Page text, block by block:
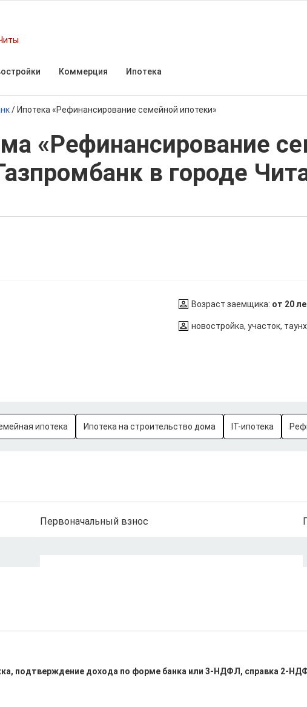
Коммерция Ипотека
/ Ипотека «Рефинансирование семейной ипотеки»
«Рефинансирование
в городе
Возраст заемщика: от 20
новостройка, участок,
ипотека Ипотека на строительство дома IT-ипотека
Первоначальный взнос
подтверждение дохода по форме банка или 3-НДФЛ, справка 2-